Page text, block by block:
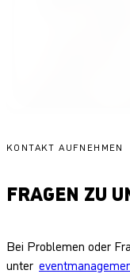
KONTAKT AUFNEHMEN
FRAGEN ZU
Bei Problemen oder
unter